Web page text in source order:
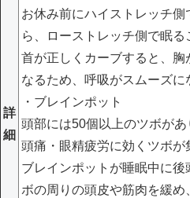
詳
細
お休み前にハイストレッチ
ら、ローストレッチ側で眠る
首が正しくカーブすると、胸
なるため、呼吸がスムーズに
・ブレインポット
頭部には50個以上のツボが
頭痛・眼精疲労に効くツボが
ブレインポットが睡眠中に
ボの周りの頭皮や筋肉を緩め